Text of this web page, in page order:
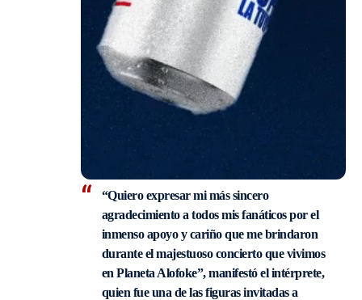
“Quiero expresar mi más sincero
agradecimiento a todos mis fanáticos por el
inmenso apoyo y cariño que me brindaron
durante el majestuoso concierto que vivimos
en Planeta Alofoke”, manifestó el intérprete,
quien fue una de las figuras invitadas a